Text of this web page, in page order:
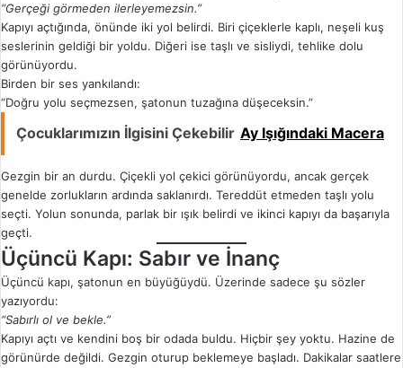
“Gerçeği görmeden ilerleyemezsin.”
Kapıyı açtığında, önünde iki yol belirdi. Biri çiçeklerle kaplı, neşeli kuş
seslerinin geldiği bir yoldu. Diğeri ise taşlı ve sisliydi, tehlike dolu
görünüyordu.
Birden bir ses yankılandı:
“Doğru yolu seçmezsen, şatonun tuzağına düşeceksin.”
Çocuklarımızın İlgisini Çekebilir Ay Işığındaki Macera
Gezgin bir an durdu. Çiçekli yol çekici görünüyordu, ancak gerçek
genelde zorlukların ardında saklanırdı. Tereddüt etmeden taşlı yolu
seçti. Yolun sonunda, parlak bir ışık belirdi ve ikinci kapıyı da başarıyla
geçti.
Üçüncü Kapı: Sabır ve İnanç
Üçüncü kapı, şatonun en büyüğüydü. Üzerinde sadece şu sözler
yazıyordu:
“Sabırlı ol ve bekle.”
Kapıyı açtı ve kendini boş bir odada buldu. Hiçbir şey yoktu. Hazine de
görünürde değildi. Gezgin oturup beklemeye başladı. Dakikalar saatlere